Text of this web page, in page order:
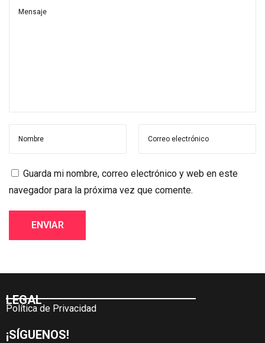
Guarda mi nombre, correo electrónico y web en este
navegador para la próxima vez que comente.
LEGAL
Política de Privacidad
¡SÍGUENOS!